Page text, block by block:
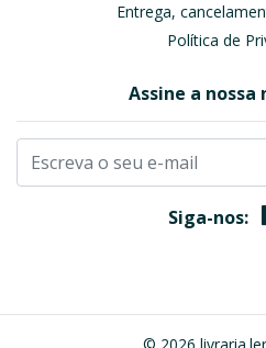
Entrega,
Política de
Assine a
Siga-nos: